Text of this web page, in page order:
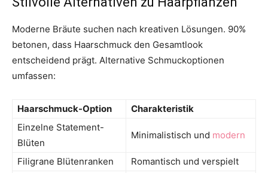
Moderne Bräute suchen nach kreativen Lösungen. 90%
betonen, dass Haarschmuck den Gesamtlook
entscheidend prägt. Alternative Schmuckoptionen
umfassen:
Haarschmuck-Option
Charakteristik
Einzelne Statement-
Blüten
Minimalistisch und modern
Filigrane Blütenranken Romantisch und verspielt